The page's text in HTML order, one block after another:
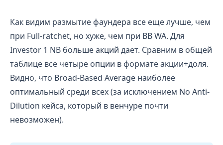
Как видим размытие фаундера все еще лучше, чем
при Full-ratchet, но хуже, чем при BB WA. Для
Investor 1 NB больше акций дает. Сравним в общей
таблице все четыре опции в формате акции+доля.
Видно, что Broad-Based Average наиболее
оптимальный среди всех (за исключением No Anti-
Dilution кейса, который в венчуре почти
невозможен).